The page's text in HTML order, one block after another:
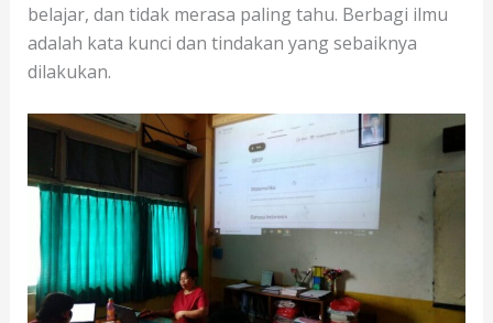
belajar, dan tidak merasa paling tahu. Berbagi ilmu
adalah kata kunci dan tindakan yang sebaiknya
dilakukan.